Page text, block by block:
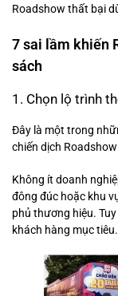
Roadshow thất bại
7 sai lầm khiến
sách
1. Chọn lộ trình
Đây là một trong
chiến dịch
Không ít doanh
đông đúc hoặc khu
phủ thương hiệu.
khách hàng mục tiêu.